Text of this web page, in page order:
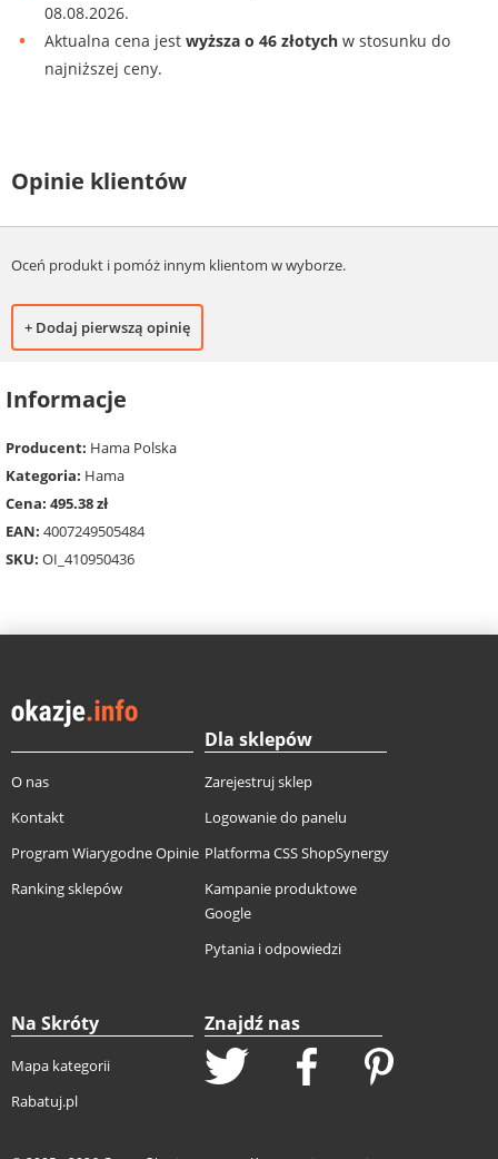
08.08.2026.
Aktualna cena jest wyższa o 46 złotych w stosunku do
najniższej ceny.
Opinie klientów
Oceń produkt i pomóż innym klientom w wyborze.
+ Dodaj pierwszą opinię
Informacje
Producent: Hama Polska
Kategoria: Hama
Cena: 495.38 zł
EAN: 4007249505484
SKU: OI_410950436
O nas
Kontakt
Program Wiarygodne Opinie
Ranking sklepów
Dla sklepów
Zarejestruj sklep
Logowanie do panelu
Platforma CSS ShopSynergy
Kampanie produktowe
Google
Pytania i odpowiedzi
Na Skróty
Mapa kategorii
Rabatuj.pl
Znajdź nas